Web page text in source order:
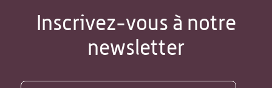
Inscrivez-vous à notre
newsletter